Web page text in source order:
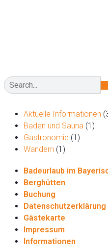
Aktuelle Informationen
Baden und Sauna (1)
Gastronomie (1)
Wandern (1)
Badeurlaub im
Berghütten
Buchung
Datenschutzerklärung
Gästekarte
Impressum
Informationen